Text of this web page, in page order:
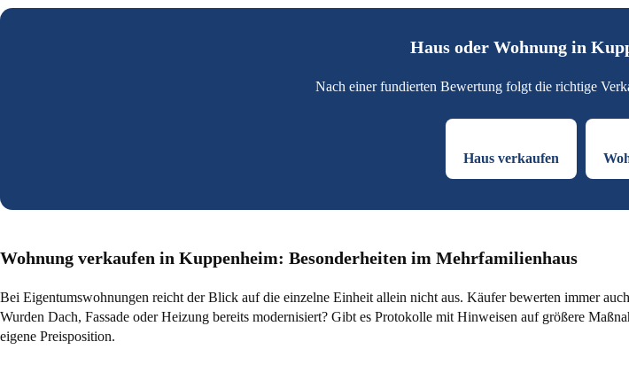
Haus oder Wohnung in
Nach einer fundierten Bewertung folgt die richtige
Haus verkaufen
Wohnung verkaufen in Kuppenheim: Besonderheiten im Mehrfamilienhaus
Bei Eigentumswohnungen reicht der Blick auf die einzelne Einheit allein nicht aus. Käufer bewerten immer
Wurden Dach, Fassade oder Heizung bereits modernisiert? Gibt es Protokolle mit Hinweisen auf größere
eigene Preisposition.